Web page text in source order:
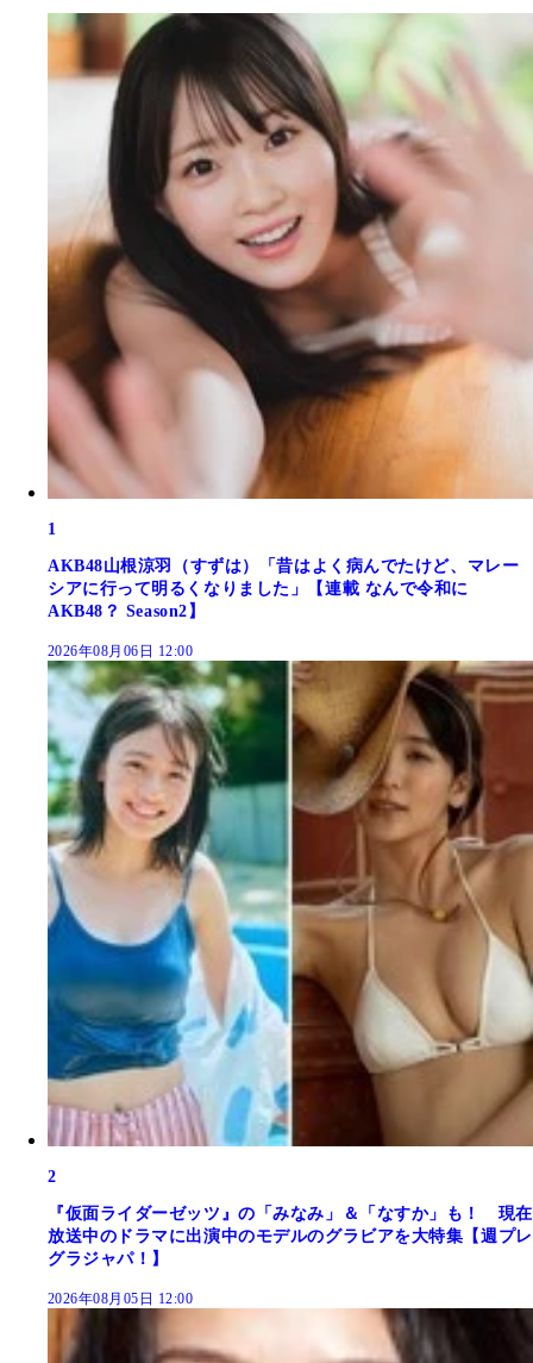
1
AKB48山根涼羽（すずは）「昔はよく病んでたけど、マレー
シアに行って明るくなりました」【連載 なんで令和に
AKB48？ Season2】
2026年08月06日 12:00
2
『仮面ライダーゼッツ』の「みなみ」＆「なすか」も！ 現在
放送中のドラマに出演中のモデルのグラビアを大特集【週プレ
グラジャパ！】
2026年08月05日 12:00